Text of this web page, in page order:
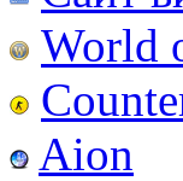
World
Aion